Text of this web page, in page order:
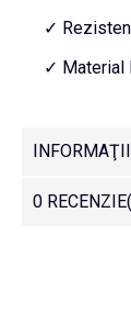
✓
✓ Material
INFORMAŢII
0